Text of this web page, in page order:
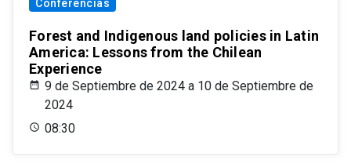
Conferencias
Forest and Indigenous land policies in Latin
America: Lessons from the Chilean
Experience
9 de Septiembre de 2024 a 10 de Septiembre de
2024
08:30